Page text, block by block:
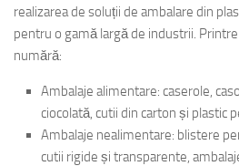
realizarea de soluții de ambalare din
pentru o gamă largă de industrii.
numără:
Ambalaje alimentare: caserole,
ciocolată, cutii din carton și plastic
Ambalaje nealimentare: blistere
cutii rigide și transparente,